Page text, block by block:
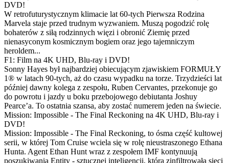
DVD!
W retrofuturystycznym klimacie lat 60-tych Pierwsza Rodzina
Marvela staje przed trudnym wyzwaniem. Muszą pogodzić rolę
bohaterów z siłą rodzinnych więzi i obronić Ziemię przed
nienasyconym kosmicznym bogiem oraz jego tajemniczym
heroldem...
F1: Film na 4K UHD, Blu-ray i DVD!
Sonny Hayes był najbardziej obiecującym zjawiskiem FORMUŁY
1® w latach 90-tych, aż do czasu wypadku na torze. Trzydzieści lat
później dawny kolega z zespołu, Ruben Cervantes, przekonuje go
do powrotu i jazdy u boku przebojowego debiutanta Joshuy
Pearce’a. To ostatnia szansa, aby zostać numerem jeden na świecie.
Mission: Impossible - The Final Reckoning na 4K UHD, Blu-ray i
DVD!
Mission: Impossible - The Final Reckoning, to ósma część kultowej
serii, w której Tom Cruise wciela się w rolę nieustraszonego Ethana
Hunta. Agent Ethan Hunt wraz z zespołem IMF kontynuują
poszukiwania Entity - sztucznej inteligencji, która zinfiltrowała sieci